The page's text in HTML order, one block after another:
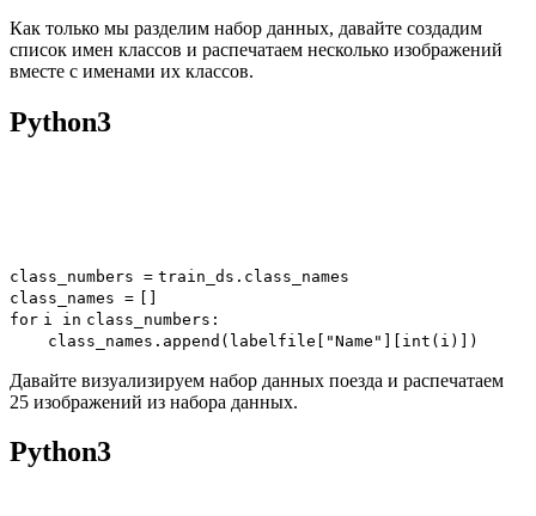
Как только мы разделим набор данных, давайте создадим
список имен классов и распечатаем несколько изображений
вместе с именами их классов.
Python3
class_numbers = train_ds.class_names
class_names = []
for i in class_numbers:
class_names.append(labelfile[ "Name" ][ int (i)])
Давайте визуализируем набор данных поезда и распечатаем
25 изображений из набора данных.
Python3